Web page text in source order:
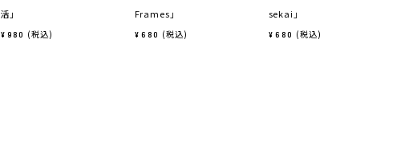
活」
¥ 980 税込
Frames」
¥ 680 税込
sekai」
¥ 680 税込